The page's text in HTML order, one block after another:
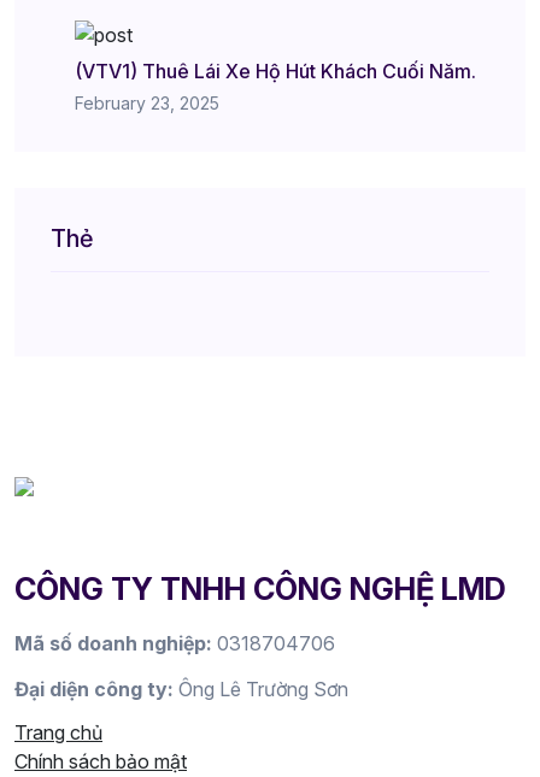
(VTV1) Thuê Lái Xe Hộ Hút Khách Cuối Năm.
February 23, 2025
Thẻ
CÔNG TY TNHH CÔNG NGHỆ LMD
Mã số doanh nghiệp: 0318704706
Đại diện công ty: Ông Lê Trường Sơn
Trang chủ
Chính sách bảo mật